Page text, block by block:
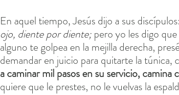
En aquel tiempo, Jesús dijo a sus
ojo, diente por diente; pero yo les digo
alguno te golpea en la mejilla derecha,
demandar en juicio para quitarte la túnica,
a caminar mil pasos en su servicio, camina
quiere que le prestes, no le vuelvas la